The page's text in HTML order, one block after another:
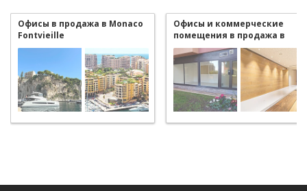
Офисы в продажа в Monaco
Fontvieille
Офисы и коммерческие
помещения в продажа в
Monaco Fontvieille